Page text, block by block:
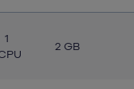
1
2 GB